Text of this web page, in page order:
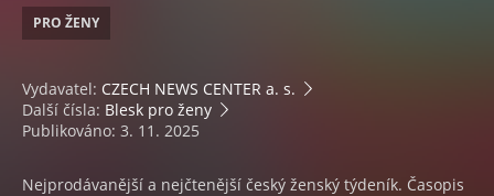
PRO ŽENY
Vydavatel: CZECH NEWS CENTER a. s.
Další čísla: Blesk pro ženy
Publikováno: 3. 11. 2025
Nejprodávanější a nejčtenější český ženský týdeník. Časopis